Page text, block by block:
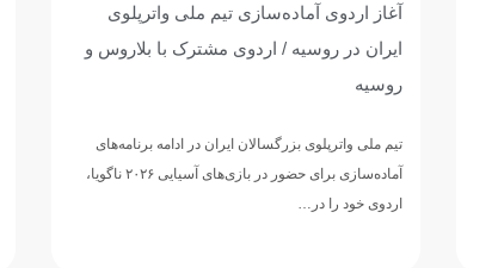
تیم ملی واترپلوی جوانان ایران با برتری برابر
ازبکستان پنجم آسیا شد
دوازدهمین دوره مسابقات قهرمانی رده‌های سنی
ورزش‌های آبی آسیا، با…